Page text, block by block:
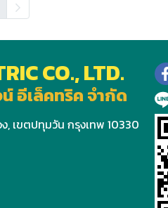
CO., LTD.
อีเล็คทริค จำกัด
, เขตปทุมวัน กรุงเทพ 10330